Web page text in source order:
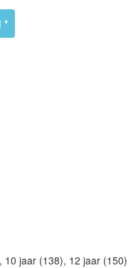
*
jaar (138), 12 jaar (150)